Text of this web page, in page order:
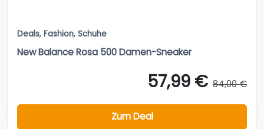
Deals, Fashion, Schuhe
New Balance Rosa 500 Damen-Sneaker
57,99 € 84,00 €
Zum Deal